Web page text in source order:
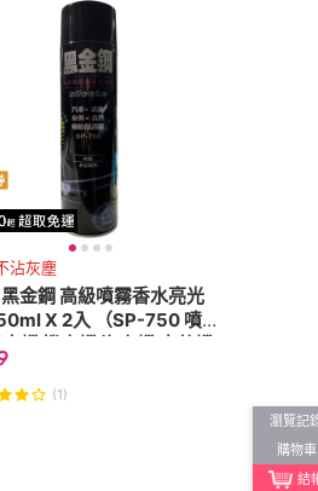
沾灰塵
黑金鋼 高級噴霧香水亮光
X 2入 （SP-750 噴
水蠟 機車蠟 汽車蠟 皮革蠟
養 洗車）
(1)
瀏覽記
購物車
結